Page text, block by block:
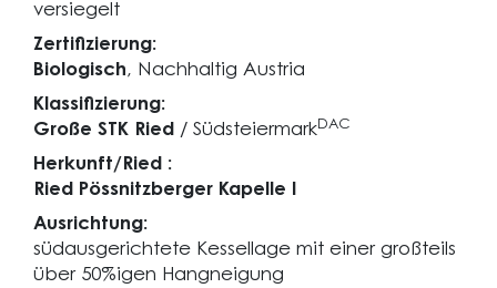
versiegelt
Zertifizierung:
Biologisch, Nachhaltig Austria
Klassifizierung:
Große STK Ried / SüdsteiermarkDAC
Herkunft/Ried :
Ried Pössnitzberger Kapelle I
Ausrichtung:
südausgerichtete Kessellage mit einer großteils
über 50%igen Hangneigung